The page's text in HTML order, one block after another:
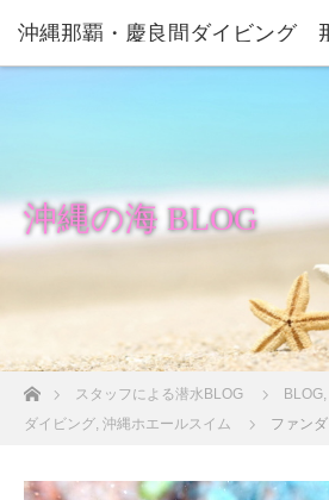
沖縄那覇・慶良間ダイビング
沖縄の海 BLOG
ホームスタッフによる潜水BLOG BLOG,
ダイビング, 沖縄ホエールスイム ファン